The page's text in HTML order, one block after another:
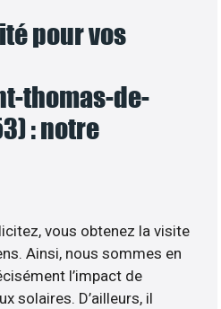
pour vos
thomas-de-
: notre
vous obtenez la visite
Ainsi, nous sommes en
l’impact de
solaires. D’ailleurs, il